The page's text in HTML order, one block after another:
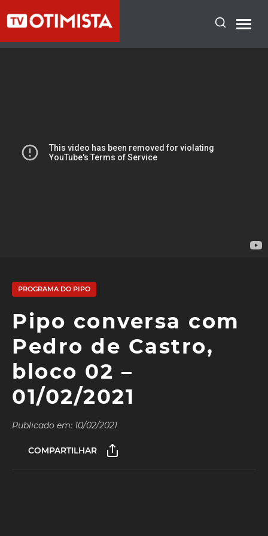
PROGRAMA DO PIPO
Pipo conversa com
Pedro de Castro,
bloco 02 –
01/02/2021
Publicado em: 10/02/2021
COMPARTILHAR